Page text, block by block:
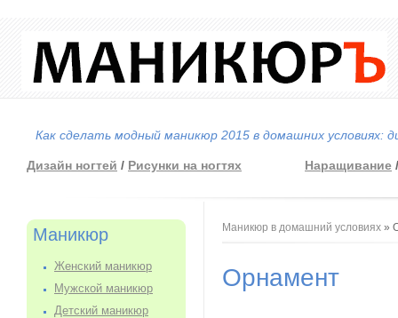
Как сделать модный маникюр 2015 в домашних условиях:
Дизайн ногтей / Рисунки на ногтях Наращивание
Маникюр
Женский маникюр
Мужской маникюр
Детский маникюр
Вы здесь
Маникюр в домашний условиях »
Орнамент